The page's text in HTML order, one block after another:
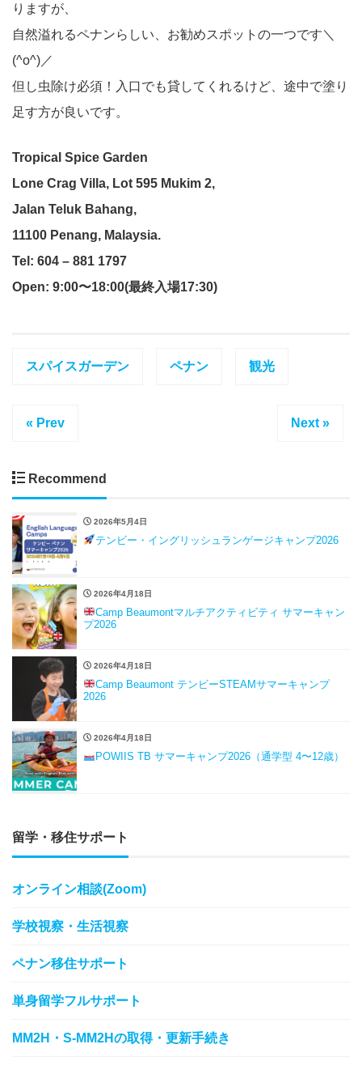
りますが、
自然溢れるペナンらしい、お勧めスポットの一つです＼
(^o^)／
但し虫除け必須！入口でも貸してくれるけど、途中で塗り
足す方が良いです。
Tropical Spice Garden
Lone Crag Villa, Lot 595 Mukim 2,
Jalan Teluk Bahang,
11100 Penang, Malaysia.
Tel: 604 – 881 1797
Open: 9:00〜18:00(最終入場17:30)
スパイスガーデン ペナン 観光
« Prev Next »
Recommend
2026年5月4日
テンビー・イングリッシュランゲージキャンプ2026
2026年4月18日
Camp Beaumontマルチアクティビティ サマーキャン
プ2026
2026年4月18日
Camp Beaumont テンビーSTEAMサマーキャンプ
2026
2026年4月18日
POWIIS TB サマーキャンプ2026（通学型 4〜12歳）
留学・移住サポート
オンライン相談(Zoom)
学校視察・生活視察
ペナン移住サポート
単身留学フルサポート
MM2H・S-MM2Hの取得・更新手続き